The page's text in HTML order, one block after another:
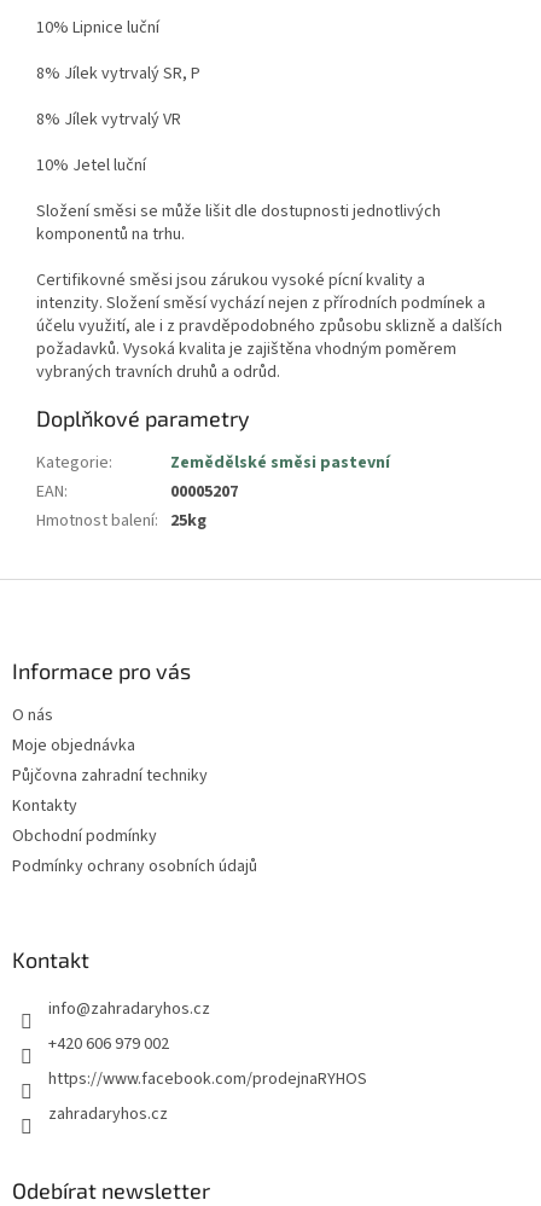
10% Lipnice luční
8% Jílek vytrvalý SR, P
8% Jílek vytrvalý VR
10% Jetel luční
Složení směsi se může lišit dle dostupnosti jednotlivých
komponentů na trhu.
Certifikovné směsi jsou zárukou vysoké pícní kvality a
intenzity. Složení směsí vychází nejen z přírodních podmínek a
účelu využití, ale i z pravděpodobného způsobu sklizně a dalších
požadavků. Vysoká kvalita je zajištěna vhodným poměrem
vybraných travních druhů a odrůd.
Doplňkové parametry
Kategorie:
Zemědělské směsi pastevní
EAN:
00005207
Hmotnost balení: 25kg
Informace pro vás
O nás
Moje objednávka
Půjčovna zahradní techniky
Kontakty
Obchodní podmínky
Podmínky ochrany osobních údajů
Kontakt
info@zahradaryhos.cz
+420 606 979 002
https://www.facebook.com/prodejnaRYHOS
zahradaryhos.cz
Odebírat newsletter